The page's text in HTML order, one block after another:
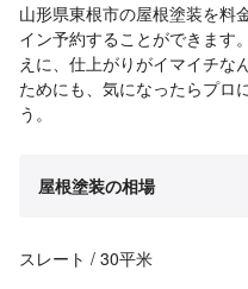
山形県東根市の屋根塗装を料
イン予約することができます
えに、仕上がりがイマイチ
ためにも、気になったらプロ
う。
屋根塗装の相場
スレート / 30平米